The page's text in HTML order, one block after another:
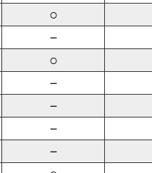
○
－
○
－
－
－
－